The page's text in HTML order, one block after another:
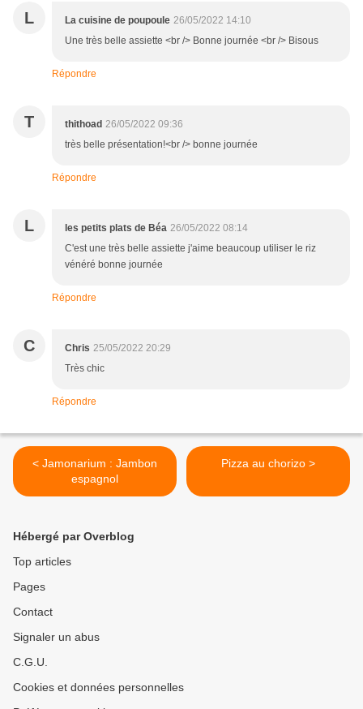
L La cuisine de poupoule 26/05/2022 14:10
Une très belle assiette <br /> Bonne journée <br /> Bisous
Répondre
T thithoad 26/05/2022 09:36
très belle présentation!<br /> bonne journée
Répondre
L les petits plats de Béa 26/05/2022 08:14
C'est une très belle assiette j'aime beaucoup utiliser le riz
vénéré bonne journée
Répondre
C Chris 25/05/2022 20:29
Très chic
Répondre
< Jamonarium : Jambon
espagnol
Pizza au chorizo >
Hébergé par Overblog
Top articles
Pages
Contact
Signaler un abus
C.G.U.
Cookies et données personnelles